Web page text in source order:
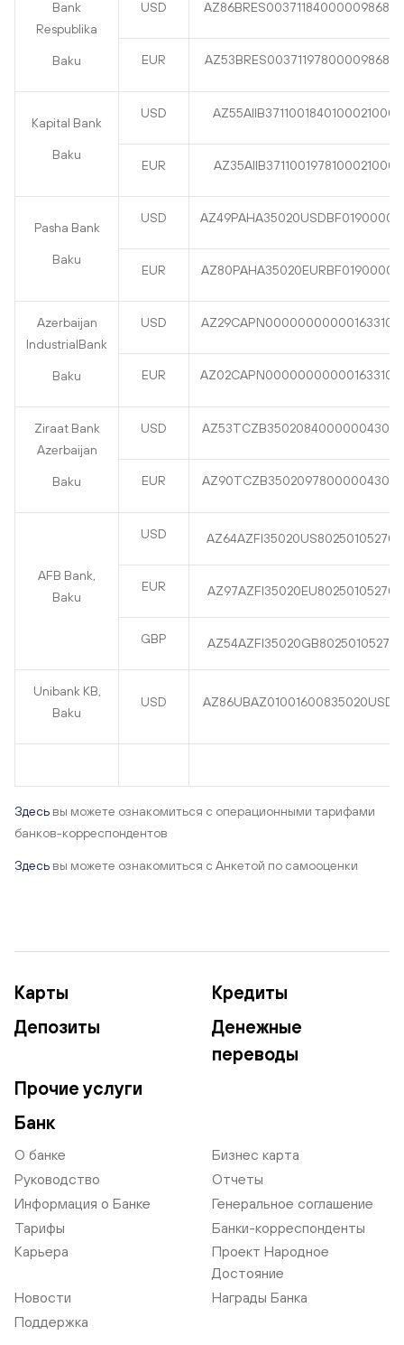
Bank
Respublika
Baku
USD
EUR
Kapital Bank
Baku
USD AZ55AIIB37110018401000210000
EUR AZ35AIIB37110019781000210000
Pasha Bank
Baku
USD
EUR
Azerbaijan
IndustrialBank
Baku
USD
EUR
Ziraat Bank
Azerbaijan
Baku
USD
EUR
AFB Bank,
Baku
USD
EUR
GBP
Unibank KB,
Baku
USD
Здесь вы можете ознакомиться с операционными тарифами
банков-корреспондентов
Здесь вы можете ознакомиться с Анкетой по самооценки
Карты
Кредиты
Депозиты
Денежные
переводы
Прочие услуги
Банк
О банке
Бизнес карта
Руководство
Отчеты
Информация о Банке
Генеральное соглашение
Тарифы
Банки-корреспонденты
Карьера
Проект Народное
Достояние
Новости
Награды Банка
Поддержка